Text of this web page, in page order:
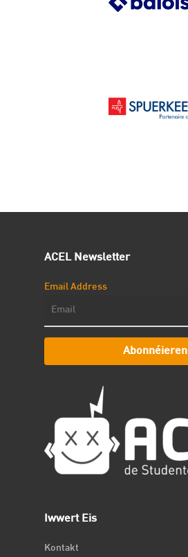
ACEL Newsletter
Email Address
Abonnéieren
Iwwert Eis
Kontakt